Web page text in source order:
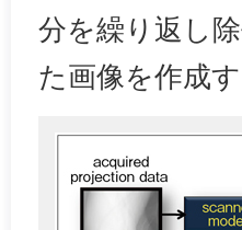
分を繰り返し
た画像を作成